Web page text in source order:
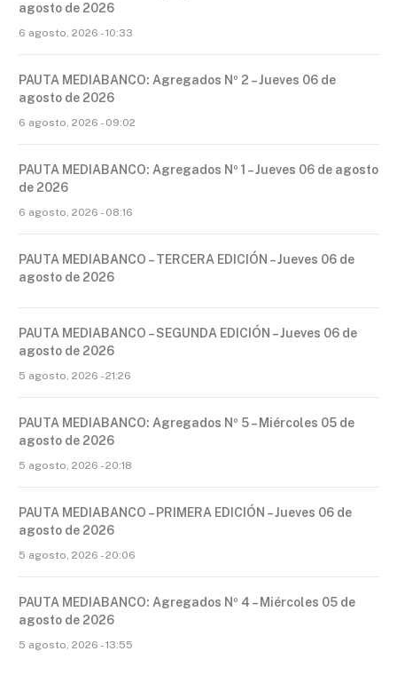
agosto de 2026
6 agosto, 2026 - 10:33
PAUTA MEDIABANCO: Agregados Nº 2 – Jueves 06 de
agosto de 2026
6 agosto, 2026 - 09:02
PAUTA MEDIABANCO: Agregados Nº 1 – Jueves 06 de agosto
de 2026
6 agosto, 2026 - 08:16
PAUTA MEDIABANCO – TERCERA EDICIÓN – Jueves 06 de
agosto de 2026
PAUTA MEDIABANCO – SEGUNDA EDICIÓN – Jueves 06 de
agosto de 2026
5 agosto, 2026 - 21:26
PAUTA MEDIABANCO: Agregados Nº 5 – Miércoles 05 de
agosto de 2026
5 agosto, 2026 - 20:18
PAUTA MEDIABANCO – PRIMERA EDICIÓN – Jueves 06 de
agosto de 2026
5 agosto, 2026 - 20:06
PAUTA MEDIABANCO: Agregados Nº 4 – Miércoles 05 de
agosto de 2026
5 agosto, 2026 - 13:55